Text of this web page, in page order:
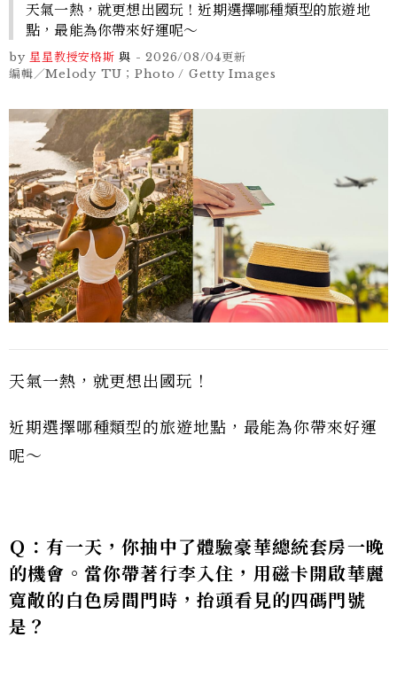
天氣一熱，就更想出國玩！近期選擇哪種類型的旅遊地
點，最能為你帶來好運呢～
by 星星教授安格斯 與 -2026/08/04更新
編輯／Melody TU；Photo / Getty Images
天氣一熱，就更想出國玩！
近期選擇哪種類型的旅遊地點，最能為你帶來好運
呢～
Ｑ：有一天，你抽中了體驗豪華總統套房一晚
的機會。當你帶著行李入住，用磁卡開啟華麗
寬敞的白色房間門時，抬頭看見的四碼門號
是？